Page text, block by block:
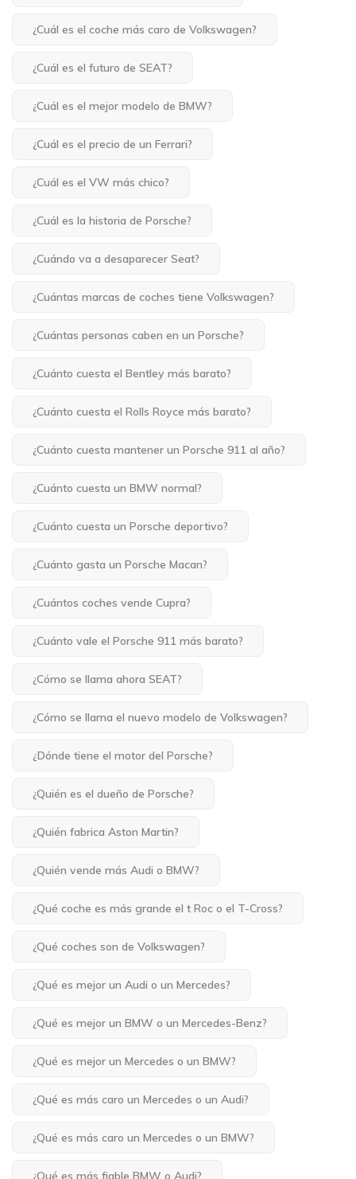
¿Cuál es el coche más caro de Volkswagen?
¿Cuál es el futuro de SEAT?
¿Cuál es el mejor modelo de BMW?
¿Cuál es el precio de un Ferrari?
¿Cuál es el VW más chico?
¿Cuál es la historia de Porsche?
¿Cuándo va a desaparecer Seat?
¿Cuántas marcas de coches tiene Volkswagen?
¿Cuántas personas caben en un Porsche?
¿Cuánto cuesta el Bentley más barato?
¿Cuánto cuesta el Rolls Royce más barato?
¿Cuánto cuesta mantener un Porsche 911 al año?
¿Cuánto cuesta un BMW normal?
¿Cuánto cuesta un Porsche deportivo?
¿Cuánto gasta un Porsche Macan?
¿Cuántos coches vende Cupra?
¿Cuánto vale el Porsche 911 más barato?
¿Cómo se llama ahora SEAT?
¿Cómo se llama el nuevo modelo de Volkswagen?
¿Dónde tiene el motor del Porsche?
¿Quién es el dueño de Porsche?
¿Quién fabrica Aston Martin?
¿Quién vende más Audi o BMW?
¿Qué coche es más grande el t Roc o el T-Cross?
¿Qué coches son de Volkswagen?
¿Qué es mejor un Audi o un Mercedes?
¿Qué es mejor un BMW o un Mercedes-Benz?
¿Qué es mejor un Mercedes o un BMW?
¿Qué es más caro un Mercedes o un Audi?
¿Qué es más caro un Mercedes o un BMW?
¿Qué es más fiable BMW o Audi?